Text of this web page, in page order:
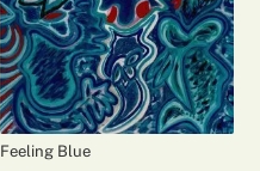
Feeling Blue